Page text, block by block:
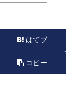
はてブ
コピー